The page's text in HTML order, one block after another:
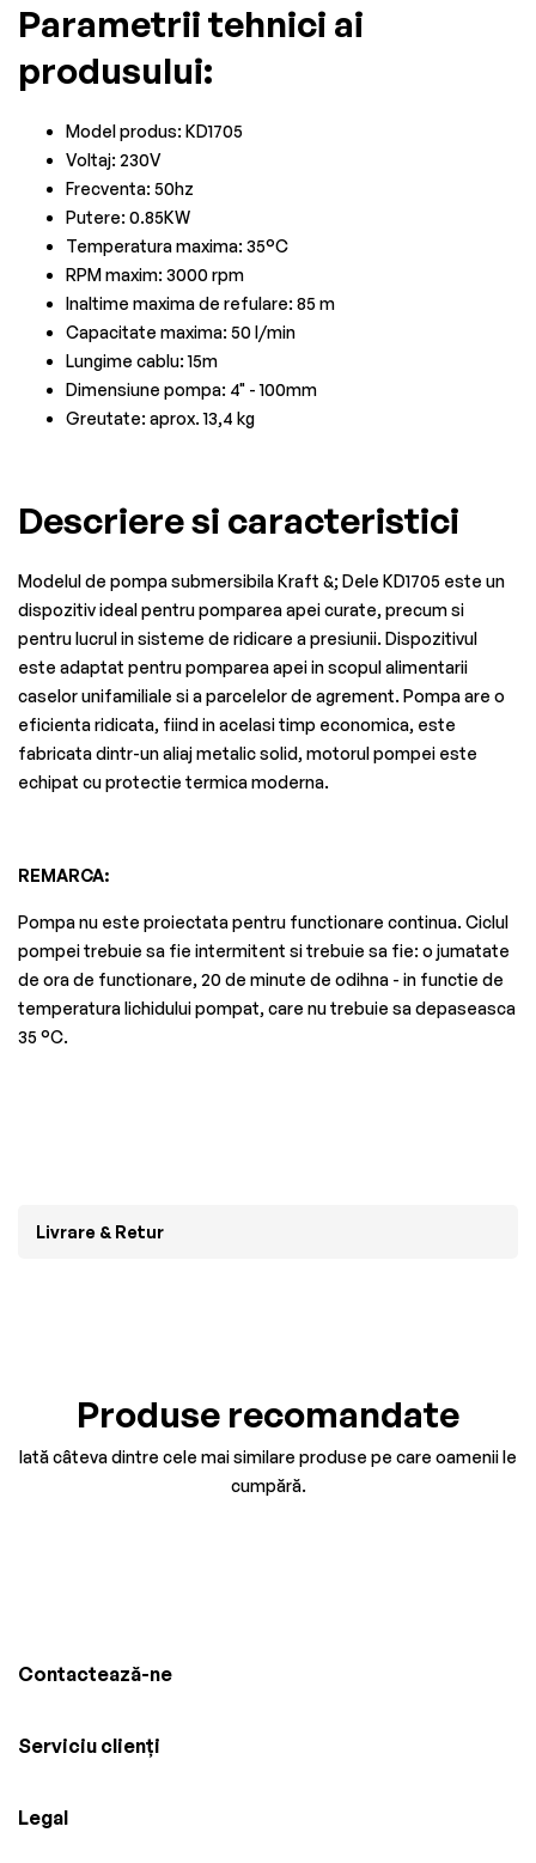
Parametrii tehnici ai
produsului:
Model produs: KD1705
Voltaj: 230V
Frecventa: 50hz
Putere: 0.85KW
Temperatura maxima: 35°C
RPM maxim: 3000 rpm
Inaltime maxima de refulare: 85 m
Capacitate maxima: 50 l/min
Lungime cablu: 15m
Dimensiune pompa: 4" - 100mm
Greutate: aprox. 13,4 kg
Descriere si caracteristici
Modelul de pompa submersibila Kraft &; Dele KD1705 este un
dispozitiv ideal pentru pomparea apei curate, precum si
pentru lucrul in sisteme de ridicare a presiunii. Dispozitivul
este adaptat pentru pomparea apei in scopul alimentarii
caselor unifamiliale si a parcelelor de agrement. Pompa are o
eficienta ridicata, fiind in acelasi timp economica, este
fabricata dintr-un aliaj metalic solid, motorul pompei este
echipat cu protectie termica moderna.
REMARCA:
Pompa nu este proiectata pentru functionare continua. Ciclul
pompei trebuie sa fie intermitent si trebuie sa fie: o jumatate
de ora de functionare, 20 de minute de odihna - in functie de
temperatura lichidului pompat, care nu trebuie sa depaseasca
35 °C.
Livrare & Retur
Produse recomandate
Iată câteva dintre cele mai similare produse pe care oamenii le
cumpără.
Contactează-ne
Serviciu clienți
Legal